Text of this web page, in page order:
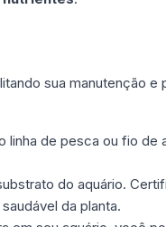
sua manutenção e
linha de pesca ou fio de
do aquário.
da planta.